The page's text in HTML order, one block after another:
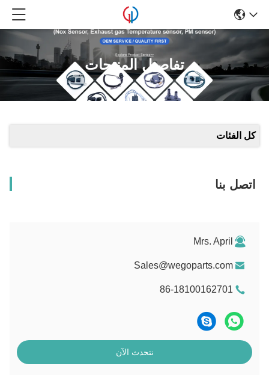
تفاصيل المنتجات
كل الفئات
اتصل بنا
Mrs. April
Sales@wegoparts.com
86-18100162701
نتحدث الآن